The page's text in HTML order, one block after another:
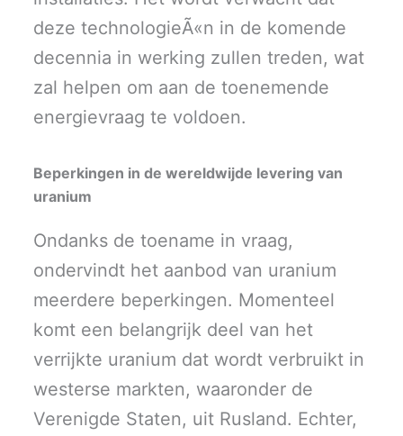
deze technologieÃ«n in de komende
decennia in werking zullen treden, wat
zal helpen om aan de toenemende
energievraag te voldoen.
Beperkingen in de wereldwijde levering van
uranium
Ondanks de toename in vraag,
ondervindt het aanbod van uranium
meerdere beperkingen. Momenteel
komt een belangrijk deel van het
verrijkte uranium dat wordt verbruikt in
westerse markten, waaronder de
Verenigde Staten, uit Rusland. Echter,